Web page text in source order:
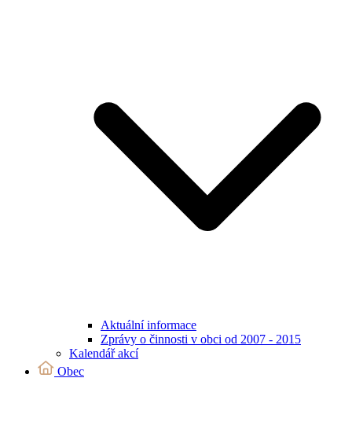
Aktuální informace
Zprávy o činnosti v obci od 2007 - 2015
Kalendář akcí
Obec